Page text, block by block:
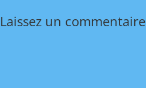
Laissez un commentaire